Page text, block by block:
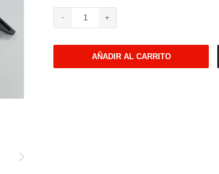
AÑADIR AL CARRITO